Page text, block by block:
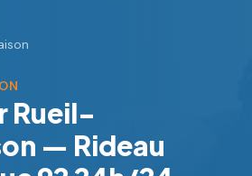
Rueil-
— Rideau